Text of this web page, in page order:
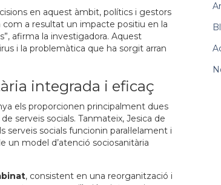
en aquest àmbit, polítics i gestors
com a resultat un impacte positiu en la
afirma la investigadora. Aquest
i la problemàtica que ha sorgit arran
integrada i eficaç
els proporcionen principalment dues
serveis socials. Tanmateix, Jesica de
socials funcionin paral·lelament i
un model d’atenció sociosanitària
, consistent en una reorganització i